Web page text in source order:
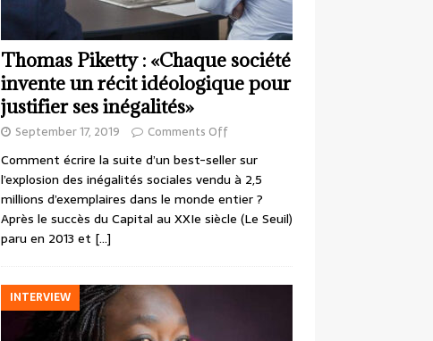
Thomas Piketty : «Chaque société
invente un récit idéologique pour
justifier ses inégalités»
September 17, 2019 Comments Off
Comment écrire la suite d’un best-seller sur
l’explosion des inégalités sociales vendu à 2,5
millions d’exemplaires dans le monde entier ?
Après le succès du Capital au XXIe siècle (Le Seuil)
paru en 2013 et […]
INTERVIEW